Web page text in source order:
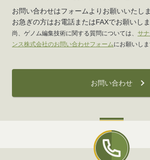
お問い合わせはフォームよりお願いいたしま
お急ぎの方はお電話またはFAXでお願いしま
尚、ゲノム編集技術に関する質問については、 サ
ンス株式会社のお問い合わせフォームにお願いしま
お問い合わせ